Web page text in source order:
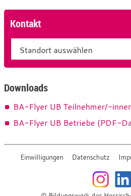
Kontakt
Downloads
BA-Flyer UB Teilnehmer/-
BA-Flyer UB Betriebe (PDF-
Einwilligungen Datenschutz